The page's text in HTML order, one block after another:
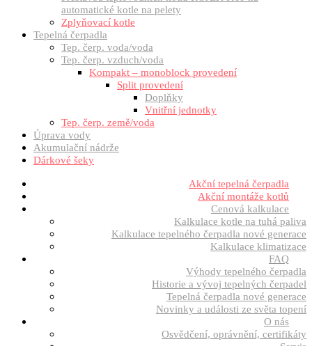
automatické kotle na pelety
Zplyňovací kotle
Tepelná čerpadla
Tep. čerp. voda/voda
Tep. čerp. vzduch/voda
Kompakt – monoblock provedení
Split provedení
Doplňky
Vnitřní jednotky
Tep. čerp. země/voda
Úprava vody
Akumulační nádrže
Dárkové šeky
Akční tepelná čerpadla
Akční montáže kotlů
Cenová kalkulace
Kalkulace kotle na tuhá paliva
Kalkulace tepelného čerpadla nové generace
Kalkulace klimatizace
FAQ
Výhody tepelného čerpadla
Historie a vývoj tepelných čerpadel
Tepelná čerpadla nové generace
Novinky a události ze světa topení
O nás
Osvědčení, oprávnění, certifikáty